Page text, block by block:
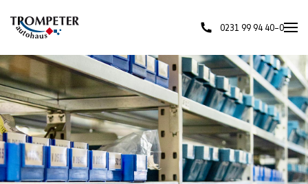
Skip to main content 0231 99 94 40–0